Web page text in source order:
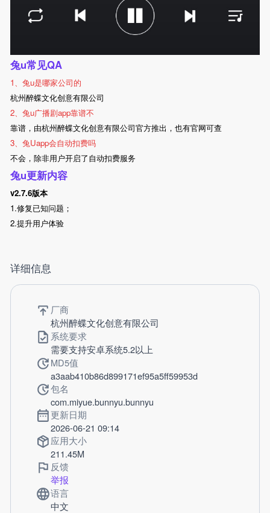
兔u常见QA
1、兔u是哪家公司的
杭州醉蝶文化创意有限公司
2、兔u广播剧app靠谱不
靠谱，由杭州醉蝶文化创意有限公司官方推出，也有官网可查
3、兔Uapp会自动扣费吗
不会，除非用户开启了自动扣费服务
兔u更新内容
v2.7.6版本
1.修复已知问题；
2.提升用户体验
详细信息
厂商
杭州醉蝶文化创意有限公司
系统要求
需要支持安卓系统5.2以上
MD5值
a3aab410b86d899171ef95a5ff59953d
包名
com.miyue.bunnyu.bunnyu
更新日期
2026-06-21 09:14
应用大小
211.45M
反馈
举报
语言
中文